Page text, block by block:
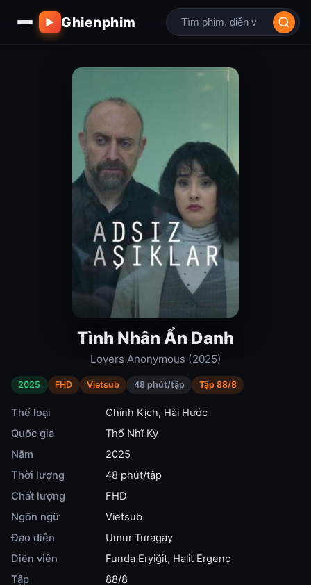
▶ Ghienphim
Tình Nhân Ẩn Danh
Lovers Anonymous (2025)
2025 FHD Vietsub 48 phút/tập Tập 88/8
Thể loại Chính Kịch, Hài Hước
Quốc gia
Thổ Nhĩ Kỳ
Năm
2025
Thời lượng
48 phút/tập
Chất lượng
FHD
Ngôn ngữ
Vietsub
Đạo diễn
Umur Turagay
Diễn viên
Funda Eryiğit, Halit Ergenç
Tập
88/8